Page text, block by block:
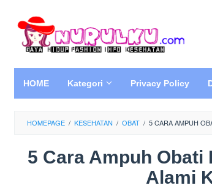
content
HOME Kategori Privacy Policy
HOMEPAGE / KESEHATAN / OBAT / 5 CARA AMPUH
5 Cara Ampuh
Alami